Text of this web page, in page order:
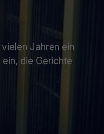
Jahren ein
die Gerichte